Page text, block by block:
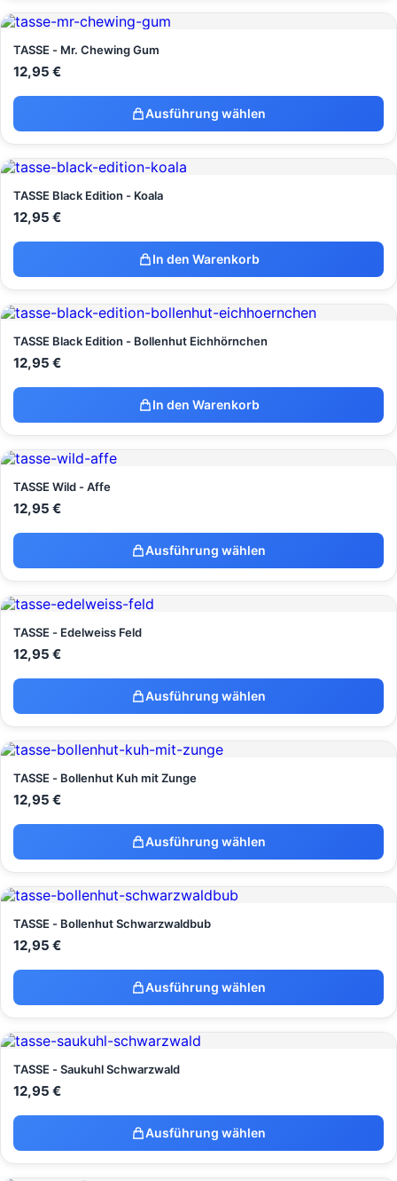
TASSE - Mr. Chewing Gum
12,95 €
Ausführung wählen
TASSE Black Edition - Koala
12,95 €
In den Warenkorb
TASSE Black Edition - Bollenhut Eichhörnchen
12,95 €
In den Warenkorb
TASSE Wild - Affe
12,95 €
Ausführung wählen
TASSE - Edelweiss Feld
12,95 €
Ausführung wählen
TASSE - Bollenhut Kuh mit Zunge
12,95 €
Ausführung wählen
TASSE - Bollenhut Schwarzwaldbub
12,95 €
Ausführung wählen
TASSE - Saukuhl Schwarzwald
12,95 €
Ausführung wählen